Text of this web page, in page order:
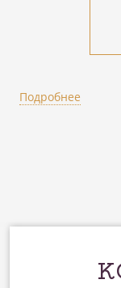
Подробнее